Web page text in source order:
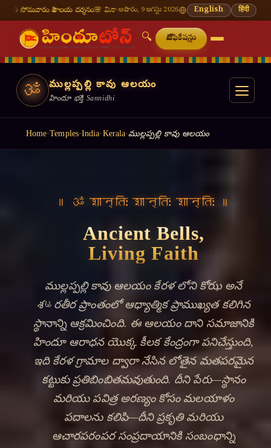
దర్శనం🌸 వినాయక చవితి — భాద్రపద శుద్ధ చవితి⛩ తిరుమల తిరుపతి — నేటి దర్శన
ఆదివారం, 9 ఆగస్టు 2026 English हिंदी
🔍
🔍
నోటిఫికేషన్లు
ॐ ముల్లప్పల్లి కావు ఆలయం
హిందూ భక్తి Sannidhi
Home·Temples·India· Kerala·ముల్లప్పల్లి కావు ఆలయం
॥ ॐ शान्तिः शान्तिः शान्तिः ॥
Ancient Bells,
Living Faith
ముల్లప్పల్లి కావు ఆలయం కేరళ లోని కోఝ అనే
శહరతీర ప్రాంతంలో ఆధ్యాత్మిక ప్రాముఖ్యత కలిగిన
స్థానాన్ని ఆక్రమించింది. ఈ ఆలయం దాని సమాజానికి
హిందూ ఆరాధన యొక్క కీలక కేంద్రంగా పనిచేస్తుంది,
ఇది కేరళ గ్రామాల ద్వారా నేసిన లోతైన మతపరమైన
కట్టుకు ప్రతిబింబితమవుతుంది. దీని పేరు—స్థానం
మరియు పవిత్ర అరణ్యం కోసం మలయాళం
పదాలను కలిపి—దీని ప్రకృతి మరియు
ఆచారపరంపర సంప్రదాయానికి సంబంధాన్ని